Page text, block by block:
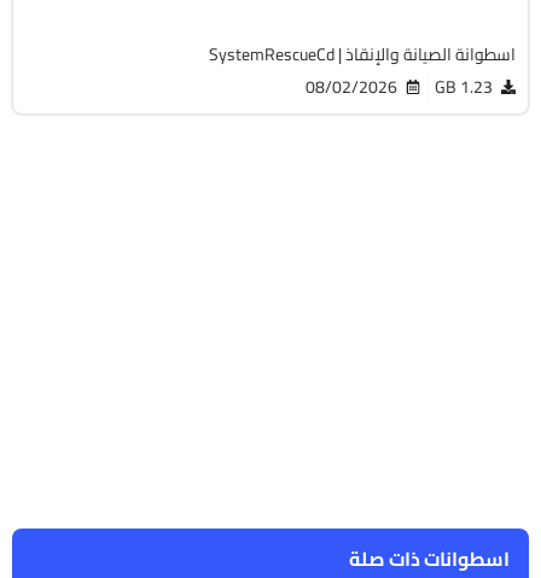
اسطوانات ذات صلة
اسطوانة الصيانة والإنقاذ | SystemRescueCd
1.23 GB
08/02/2026